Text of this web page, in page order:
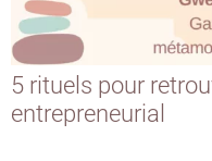
5 rituels pour
entrepreneurial